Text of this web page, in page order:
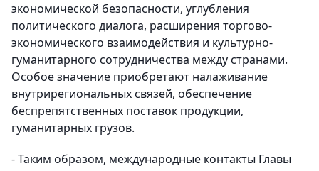
экономической безопасности, углубления
политического диалога, расширения торгово-
экономического взаимодействия и культурно-
гуманитарного сотрудничества между странами.
Особое значение приобретают налаживание
внутрирегиональных связей, обеспечение
беспрепятственных поставок продукции,
гуманитарных грузов.
- Таким образом, международные контакты Главы